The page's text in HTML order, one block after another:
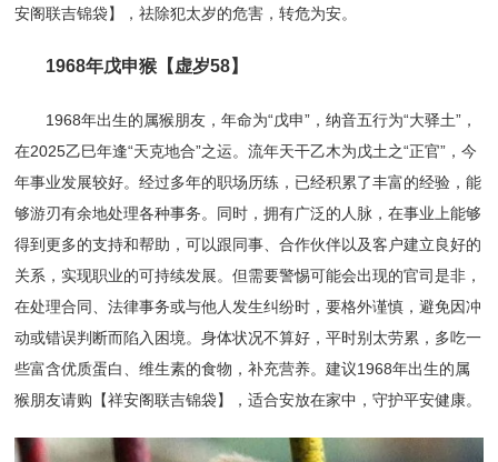
安阁联吉锦袋】，祛除犯太岁的危害，转危为安。
1968年戊申猴【虚岁58】
1968年出生的属猴朋友，年命为“戊申”，纳音五行为“大驿土”，
在2025乙巳年逢“天克地合”之运。流年天干乙木为戊土之“正官”，今
年事业发展较好。经过多年的职场历练，已经积累了丰富的经验，能
够游刃有余地处理各种事务。同时，拥有广泛的人脉，在事业上能够
得到更多的支持和帮助，可以跟同事、合作伙伴以及客户建立良好的
关系，实现职业的可持续发展。但需要警惕可能会出现的官司是非，
在处理合同、法律事务或与他人发生纠纷时，要格外谨慎，避免因冲
动或错误判断而陷入困境。身体状况不算好，平时别太劳累，多吃一
些富含优质蛋白、维生素的食物，补充营养。建议1968年出生的属
猴朋友请购【祥安阁联吉锦袋】，适合安放在家中，守护平安健康。